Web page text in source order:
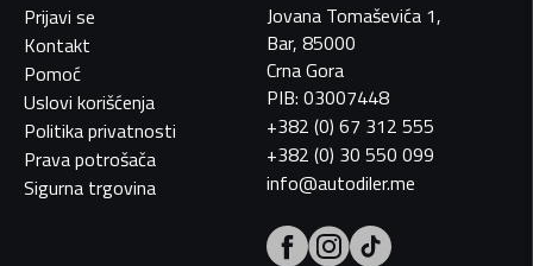
Prijavi se
Kontakt
Pomoć
Uslovi korišćenja
Politika privatnosti
Prava potrošača
Sigurna trgovina
Jovana Tomaševića 1,
Bar, 85000
Crna Gora
PIB: 03007448
+382 (0) 67 312 555
+382 (0) 30 550 099
info@autodiler.me